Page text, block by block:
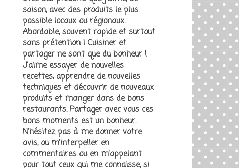
saison, avec des produits le plus
possible locaux ou régionaux.
Abordable, souvent rapide et surtout
sans prétention ! Cuisiner et
partager ne sont que du bonheur !
J'aime essayer de nouvelles
recettes, apprendre de nouvelles
techniques et découvrir de nouveaux
produits et manger dans de bons
restaurants. Partager avec vous ces
bons moments est un bonheur.
N'hésitez pas à me donner votre
avis, ou m’interpeller en
commentaires ou en m’appelant
pour tout ceux qui me connaisse, si